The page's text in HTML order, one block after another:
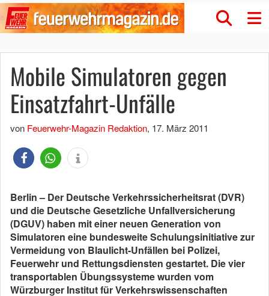
Mobile Simulatoren gegen
Einsatzfahrt-Unfälle
von Feuerwehr-Magazin Redaktion, 17. März 2011
Berlin – Der Deutsche Verkehrssicherheitsrat (DVR)
und die Deutsche Gesetzliche Unfallversicherung
(DGUV) haben mit einer neuen Generation von
Simulatoren eine bundesweite Schulungsinitiative zur
Vermeidung von Blaulicht-Unfällen bei Polizei,
Feuerwehr und Rettungsdiensten gestartet. Die vier
transportablen Übungssysteme wurden vom
Würzburger Institut für Verkehrswissenschaften